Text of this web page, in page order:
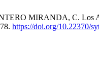
MIRANDA, C. Los
https://doi.org/10.22370/